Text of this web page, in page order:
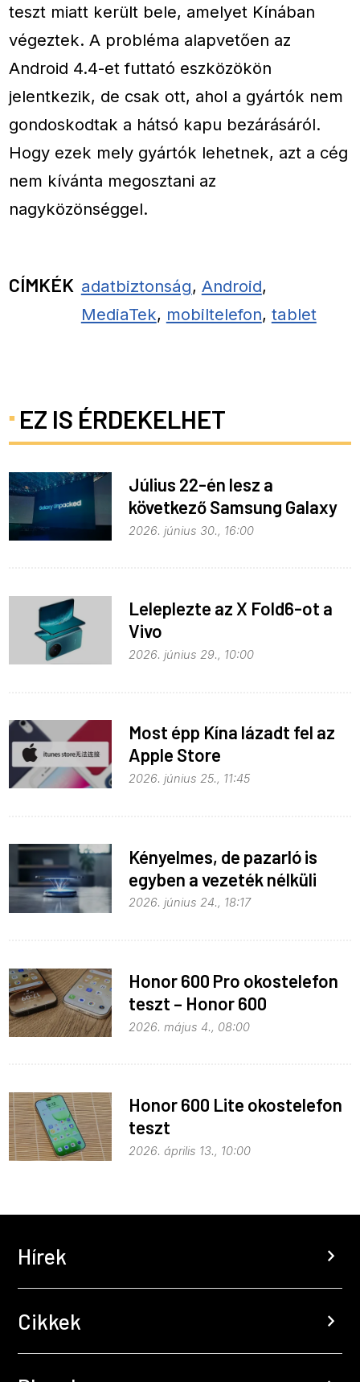
teszt miatt került bele, amelyet Kínában
végeztek. A probléma alapvetően az
Android 4.4-et futtató eszközökön
jelentkezik, de csak ott, ahol a gyártók nem
gondoskodtak a hátsó kapu bezárásáról.
Hogy ezek mely gyártók lehetnek, azt a cég
nem kívánta megosztani az
nagyközönséggel.
CÍMKÉK adatbiztonság, Android,
MediaTek, mobiltelefon, tablet
EZ IS ÉRDEKELHET
Július 22-én lesz a
következő Samsung Galaxy
Unpacked – ez várható
2026. június 30., 16:00
Leleplezte az X Fold6-ot a
Vivo
2026. június 29., 10:00
Most épp Kína lázadt fel az
Apple Store
monopolhelyzete ellen
2026. június 25., 11:45
Kényelmes, de pazarló is
egyben a vezeték nélküli
töltés
2026. június 24., 18:17
Honor 600 Pro okostelefon
teszt – Honor 600
kitekintéssel
2026. május 4., 08:00
Honor 600 Lite okostelefon
teszt
2026. április 13., 10:00
Hírek chevron_right
Cikkek chevron_right